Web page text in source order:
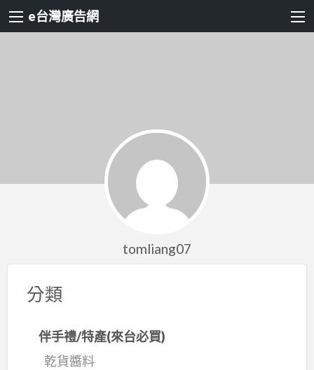
e台灣廣告網
tomliang07
分類
伴手禮/特產(來台必買)
乾貨醬料